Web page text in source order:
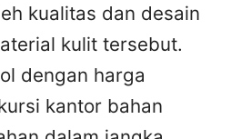
kualitas dan desain
kulit tersebut.
dengan harga
kantor bahan